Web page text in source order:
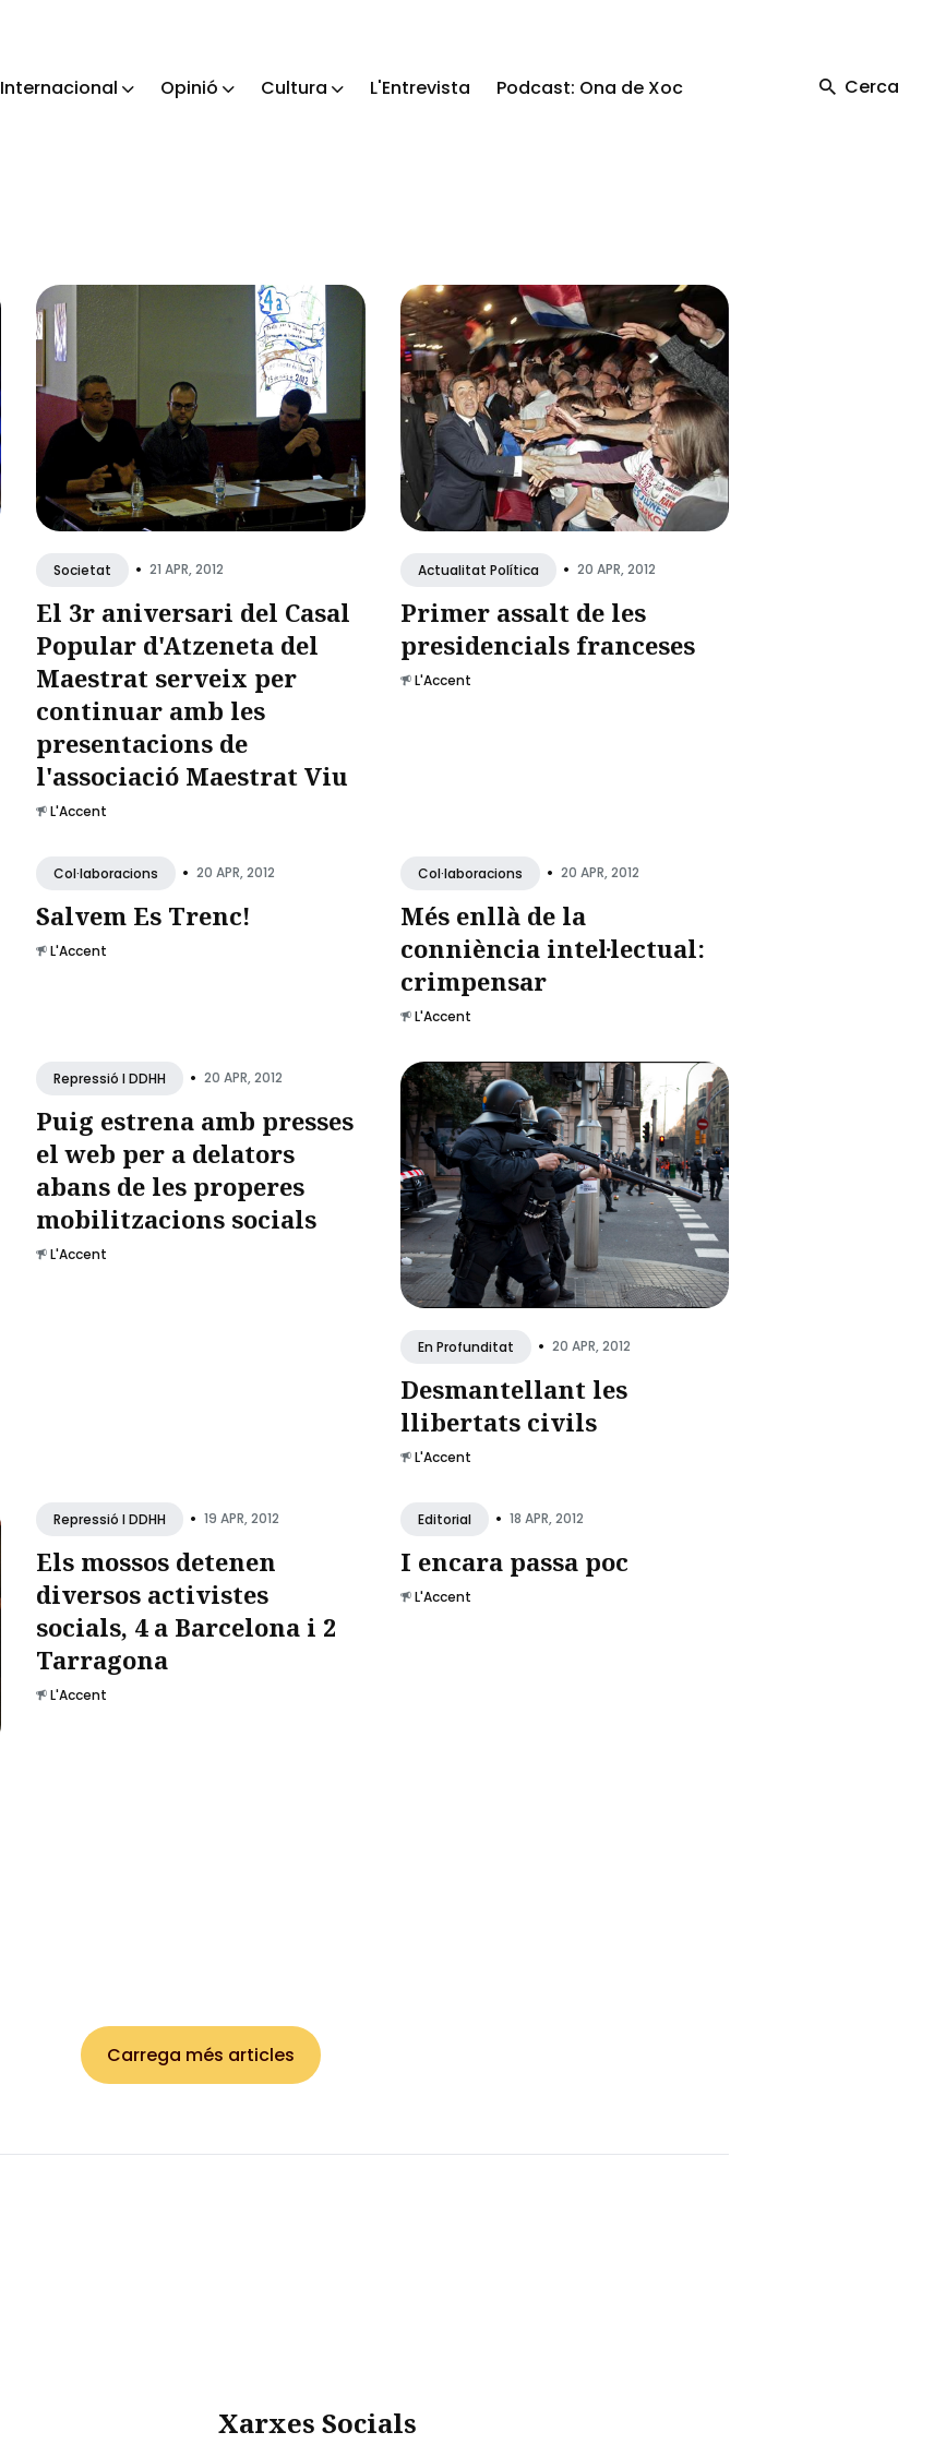
Internacional Opinió Cultura L'Entrevista Podcast: Ona de Xoc Cerca
Societat • 21 APR, 2012
El 3r aniversari del Casal
Popular d'Atzeneta del
Maestrat serveix per
continuar amb les
presentacions de
l'associació Maestrat Viu
L'Accent
Actualitat Política • 20 APR, 2012
Primer assalt de les
presidencials franceses
L'Accent
Col·laboracions • 20 APR, 2012
Salvem Es Trenc!
L'Accent
Col·laboracions • 20 APR, 2012
Més enllà de la
conniència intel·lectual:
crimpensar
L'Accent
Repressió I DDHH • 20 APR, 2012
Puig estrena amb presses
el web per a delators
abans de les properes
mobilitzacions socials
L'Accent
En Profunditat • 20 APR, 2012
Desmantellant les
llibertats civils
L'Accent
Repressió I DDHH • 19 APR, 2012
Els mossos detenen
diversos activistes
socials, 4 a Barcelona i 2
Tarragona
L'Accent
Editorial • 18 APR, 2012
I encara passa poc
L'Accent
Carrega més articles
Xarxes Socials